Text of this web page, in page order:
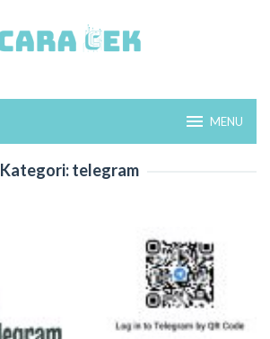
MENU
Kategori:telegram